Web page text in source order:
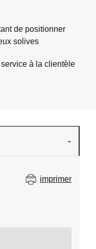
de positionner
solives
à la clientèle
imprimer